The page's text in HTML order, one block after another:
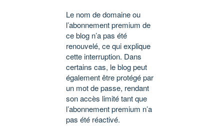
Le nom de domaine ou
l’abonnement premium de
ce blog n’a pas été
renouvelé, ce qui explique
cette interruption. Dans
certains cas, le blog peut
également être protégé par
un mot de passe, rendant
son accès limité tant que
l’abonnement premium n’a
pas été réactivé.